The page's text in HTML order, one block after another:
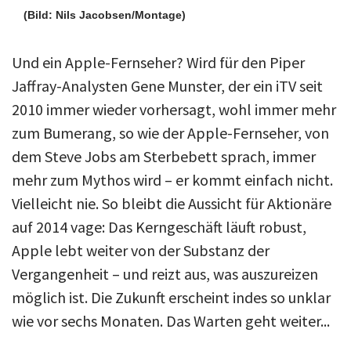
(Bild: Nils Jacobsen/Montage)
Und ein Apple-Fernseher? Wird für den Piper
Jaffray-Analysten Gene Munster, der ein iTV seit
2010 immer wieder vorhersagt, wohl immer mehr
zum Bumerang, so wie der Apple-Fernseher, von
dem Steve Jobs am Sterbebett sprach, immer
mehr zum Mythos wird – er kommt einfach nicht.
Vielleicht nie. So bleibt die Aussicht für Aktionäre
auf 2014 vage: Das Kerngeschäft läuft robust,
Apple lebt weiter von der Substanz der
Vergangenheit – und reizt aus, was auszureizen
möglich ist. Die Zukunft erscheint indes so unklar
wie vor sechs Monaten. Das Warten geht weiter...